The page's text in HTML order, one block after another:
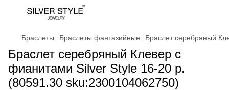
Браслеты Браслеты фантазийные Браслет серебряный
Браслет серебряный Клевер с
фианитами Silver Style 16-20 р.
(80591.30 sku:2300104062750)